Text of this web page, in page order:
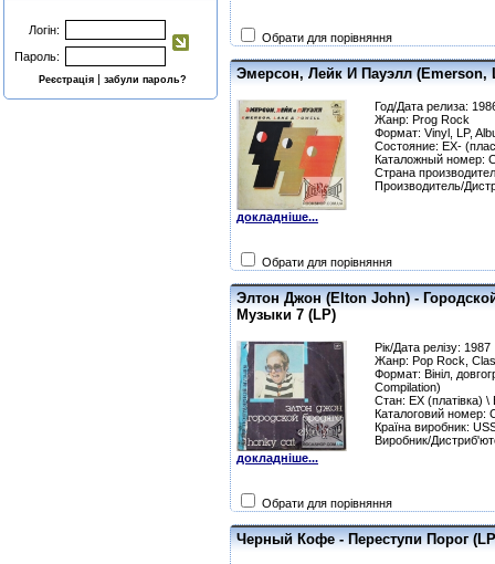
Логін:
Пароль:
Реєстрація |забули пароль?
Обрати для порівняння
Эмерсон, Лейк И Пауэлл (Emerson,
докладніше...
Год/Дата релиза:
Жанр: Prog Rock
Формат: Vinyl, LP,
Состояние: EX-
Каталожный номер:
Страна
Производитель/
Обрати для порівняння
Элтон Джон (Elton John) -
Музыки 7 (LP)
докладніше...
Рік/Дата релізу: 1987
Жанр: Pop Rock,
Формат: Вініл,
Compilation)
Стан: EX (платівка) \
Каталоговий номер:
Країна виробник:
Виробник/
Обрати для порівняння
Черный Кофе - Переступи Порог